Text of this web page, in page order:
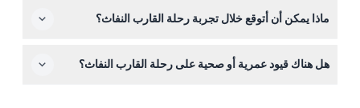
والوقت المحجوزين.
بيتش، جولد كوست. هناك موقف سيارات مجاني متاح في
ماذا يمكن أن أتوقع خلال تجربة رحلة القارب النفاث؟
بالانعطافات السريعة، والدورانات 360 درجة، وإطلالات رائعة
هل هناك قيود عمرية أو صحية على رحلة القارب النفاث؟